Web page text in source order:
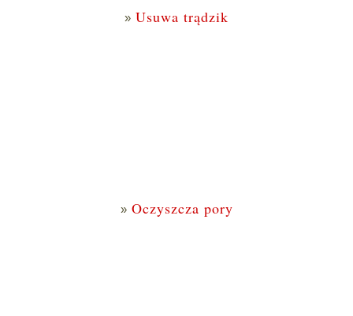
Usuwa trądzik
Oczyszcza pory